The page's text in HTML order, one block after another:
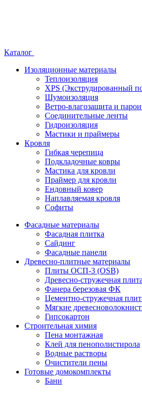
Каталог
Изоляционные материалы
Теплоизоляция
XPS (Экструдированный
Шумоизоляция
Ветро-влагозащита и
Соединительные ленты
Гидроизоляция
Мастики и праймеры
Кровля
Гибкая черепица
Подкладочные ковры
Мастика для кровли
Праймер для кровли
Ендовный ковер
Наплавляемая кровля
Софиты
Фасадные материалы
Фасадная плитка
Сайдинг
Фасадные панели
Древесно-плитные материалы
Плиты ОСП-3 (OSB)
Древесно-стружечная
Фанера березовая ФК
Цементно-стружечная
Мягкие
Гипсокартон
Строительная химия
Пена монтажная
Клей для пенополистирола
Водные растворы
Очистители пены
Готовые домокомплекты
Бани